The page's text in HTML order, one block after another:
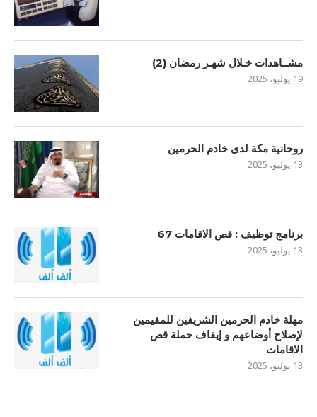
مشــاهدات خـلال شهـر رمضان (2)
19 يوليو، 2025
روحانية مكة لدى خادم الحرمين
13 يوليو، 2025
برنامج توظيف : قص الاقامات 67
13 يوليو، 2025
مهلة خادم الحرمين الشريفين للمقيمين
لإصلاح أوضاعهم و إيقاف حملة قص
الاقامات
13 يوليو، 2025